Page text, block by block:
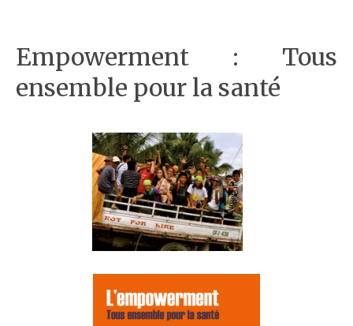
Empowerment : Tous
ensemble pour la santé